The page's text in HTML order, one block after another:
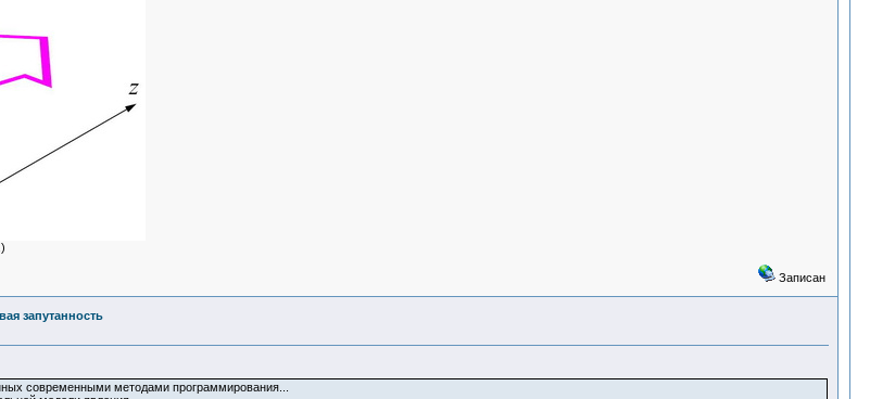
Записан
запутанность
современными методами программирования...